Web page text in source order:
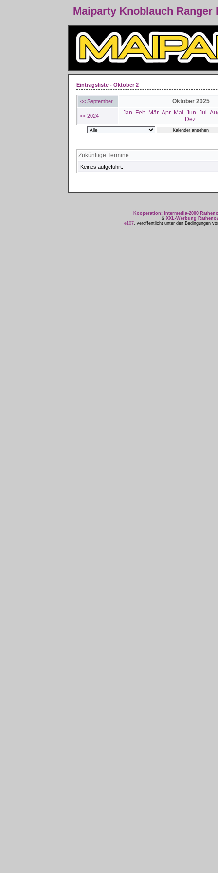
Maiparty Knoblauch Ranger
Eintragsliste - Oktober 2
<< September Oktober 2025
<< 2024 Jan Feb Mär Apr Mai Jun Jul
Dez
Zukünftige Termine
Keines aufgeführt.
Kooperation: Intermedia-2000
& XXL-Werbung
e107, veröffentlicht unter den Bedingungen